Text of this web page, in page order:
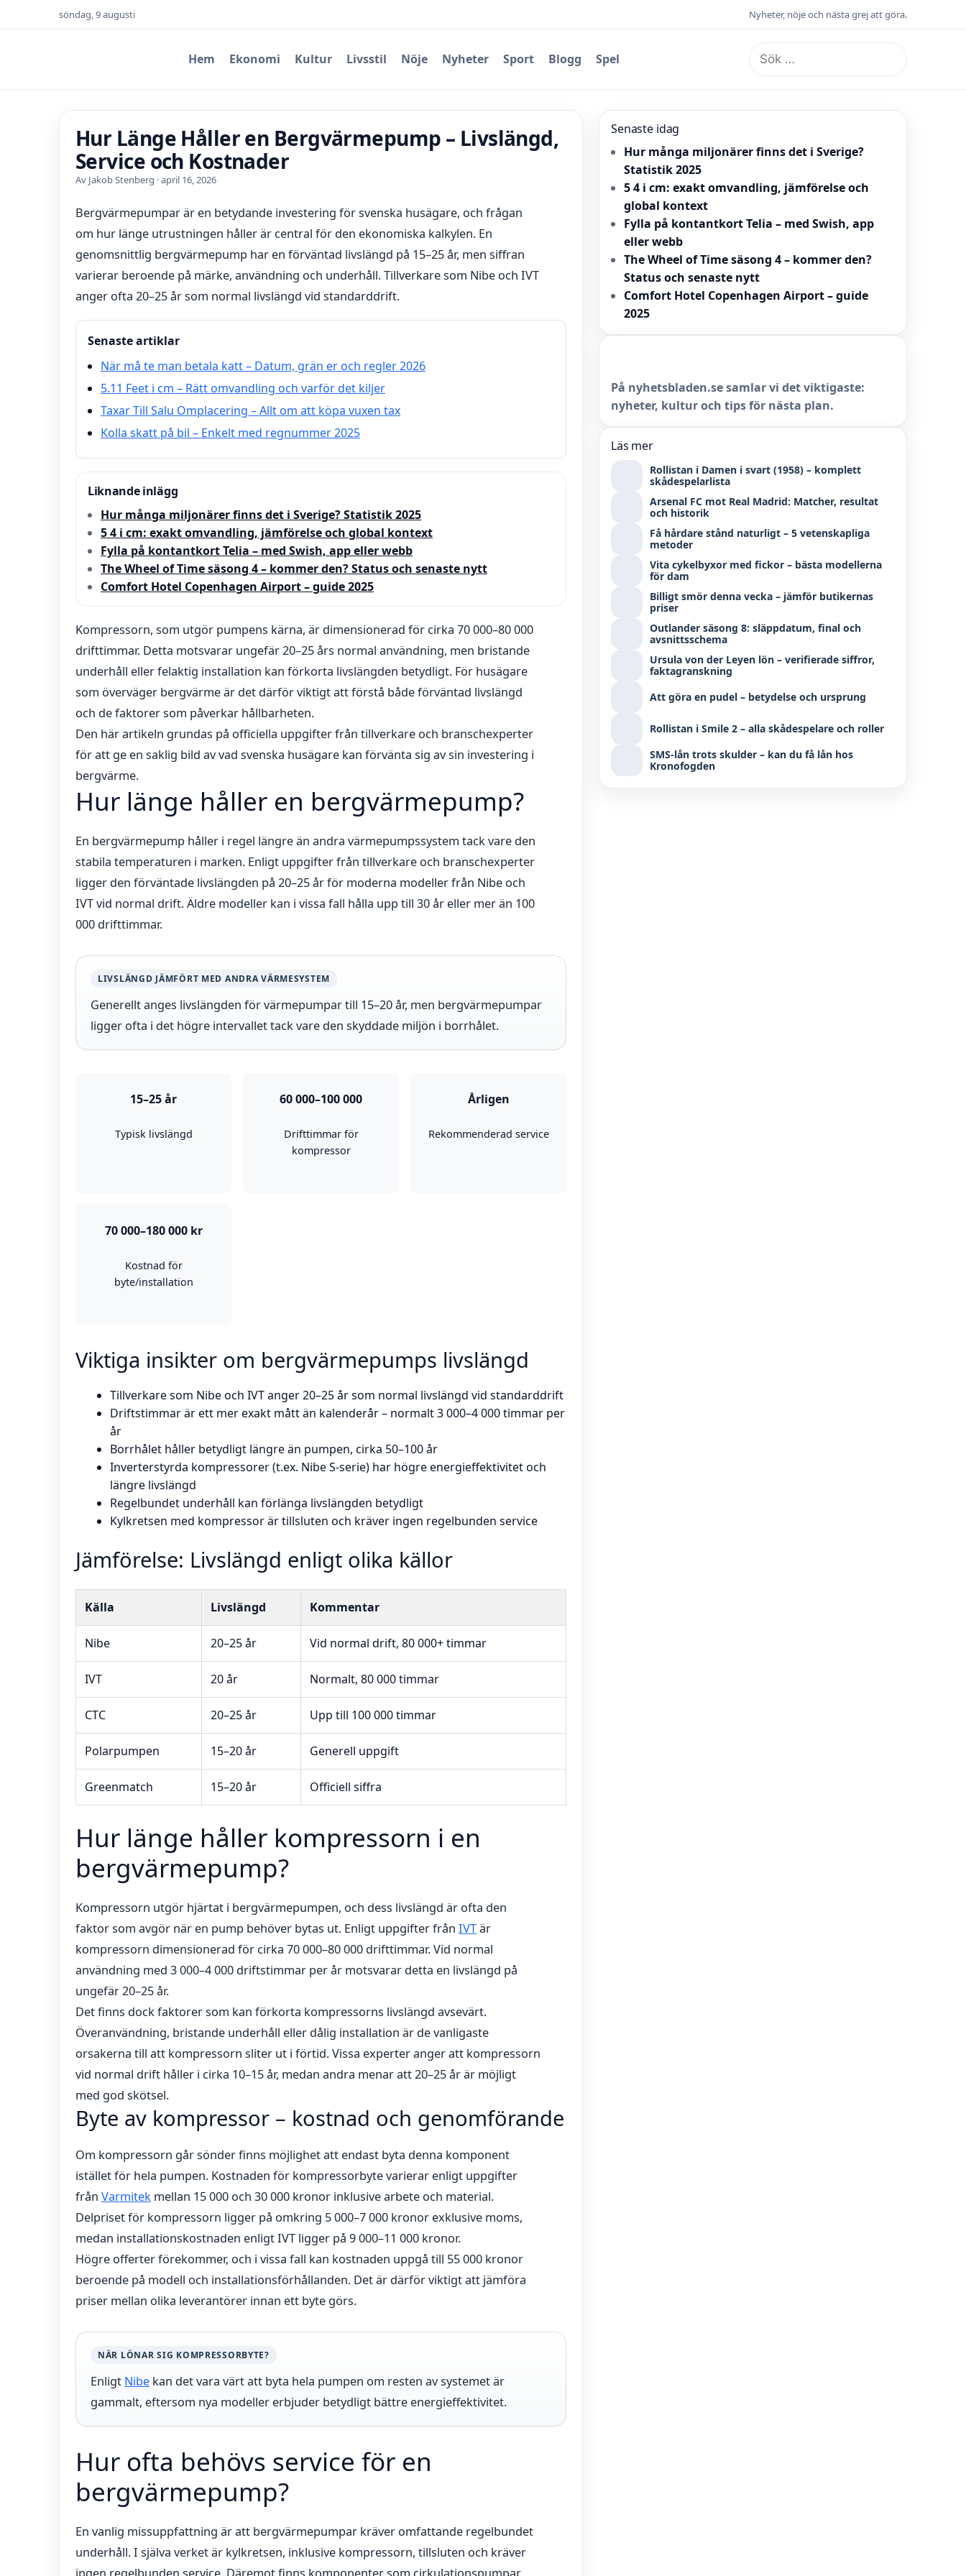
söndag, 9 augusti Nyheter, nöje och nästa grej att göra.
Hem Ekonomi Kultur Livsstil Nöje Nyheter Sport Blogg Spel
Sök
efter:
Hur Länge Håller en Bergvärmepump – Livslängd,
Service och Kostnader
Av Jakob Stenberg · april 16, 2026
Bergvärmepumpar är en betydande investering för svenska husägare, och frågan
om hur länge utrustningen håller är central för den ekonomiska kalkylen. En
genomsnittlig bergvärmepump har en förväntad livslängd på 15–25 år, men siffran
varierar beroende på märke, användning och underhåll. Tillverkare som Nibe och IVT
anger ofta 20–25 år som normal livslängd vid standarddrift.
Senaste artiklar
När må te man betala katt – Datum, grän er och regler 2026
5.11 Feet i cm – Rätt omvandling och varför det kiljer
Taxar Till Salu Omplacering – Allt om att köpa vuxen tax
Kolla skatt på bil – Enkelt med regnummer 2025
Liknande inlägg
Hur många miljonärer finns det i Sverige? Statistik 2025
5 4 i cm: exakt omvandling, jämförelse och global kontext
Fylla på kontantkort Telia – med Swish, app eller webb
The Wheel of Time säsong 4 – kommer den? Status och senaste nytt
Comfort Hotel Copenhagen Airport – guide 2025
Kompressorn, som utgör pumpens kärna, är dimensionerad för cirka 70 000–80 000
drifttimmar. Detta motsvarar ungefär 20–25 års normal användning, men bristande
underhåll eller felaktig installation kan förkorta livslängden betydligt. För husägare
som överväger bergvärme är det därför viktigt att förstå både förväntad livslängd
och de faktorer som påverkar hållbarheten.
Den här artikeln grundas på officiella uppgifter från tillverkare och branschexperter
för att ge en saklig bild av vad svenska husägare kan förvänta sig av sin investering i
bergvärme.
Hur länge håller en bergvärmepump?
En bergvärmepump håller i regel längre än andra värmepumpssystem tack vare den
stabila temperaturen i marken. Enligt uppgifter från tillverkare och branschexperter
ligger den förväntade livslängden på 20–25 år för moderna modeller från Nibe och
IVT vid normal drift. Äldre modeller kan i vissa fall hålla upp till 30 år eller mer än 100
000 drifttimmar.
LIVSLÄNGD JÄMFÖRT MED ANDRA VÄRMESYSTEM
Generellt anges livslängden för värmepumpar till 15–20 år, men bergvärmepumpar
ligger ofta i det högre intervallet tack vare den skyddade miljön i borrhålet.
15–25 år
Typisk livslängd
60 000–100 000
Drifttimmar för
kompressor
Årligen
Rekommenderad service
70 000–180 000 kr
Kostnad för
byte/installation
Viktiga insikter om bergvärmepumps livslängd
Tillverkare som Nibe och IVT anger 20–25 år som normal livslängd vid standarddrift
Driftstimmar är ett mer exakt mått än kalenderår – normalt 3 000–4 000 timmar per
år
Borrhålet håller betydligt längre än pumpen, cirka 50–100 år
Inverterstyrda kompressorer (t.ex. Nibe S-serie) har högre energieffektivitet och
längre livslängd
Regelbundet underhåll kan förlänga livslängden betydligt
Kylkretsen med kompressor är tillsluten och kräver ingen regelbunden service
Jämförelse: Livslängd enligt olika källor
Källa Livslängd Kommentar
Nibe 20–25 år Vid normal drift, 80 000+ timmar
IVT 20 år Normalt, 80 000 timmar
CTC 20–25 år Upp till 100 000 timmar
Polarpumpen 15–20 år Generell uppgift
Greenmatch 15–20 år Officiell siffra
Hur länge håller kompressorn i en
bergvärmepump?
Kompressorn utgör hjärtat i bergvärmepumpen, och dess livslängd är ofta den
faktor som avgör när en pump behöver bytas ut. Enligt uppgifter från IVTär
kompressorn dimensionerad för cirka 70 000–80 000 drifttimmar. Vid normal
användning med 3 000–4 000 driftstimmar per år motsvarar detta en livslängd på
ungefär 20–25 år.
Det finns dock faktorer som kan förkorta kompressorns livslängd avsevärt.
Överanvändning, bristande underhåll eller dålig installation är de vanligaste
orsakerna till att kompressorn sliter ut i förtid. Vissa experter anger att kompressorn
vid normal drift håller i cirka 10–15 år, medan andra menar att 20–25 år är möjligt
med god skötsel.
Byte av kompressor – kostnad och genomförande
Om kompressorn går sönder finns möjlighet att endast byta denna komponent
istället för hela pumpen. Kostnaden för kompressorbyte varierar enligt uppgifter
från Varmitek mellan 15 000 och 30 000 kronor inklusive arbete och material.
Delpriset för kompressorn ligger på omkring 5 000–7 000 kronor exklusive moms,
medan installationskostnaden enligt IVT ligger på 9 000–11 000 kronor.
Högre offerter förekommer, och i vissa fall kan kostnaden uppgå till 55 000 kronor
beroende på modell och installationsförhållanden. Det är därför viktigt att jämföra
priser mellan olika leverantörer innan ett byte görs.
NÄR LÖNAR SIG KOMPRESSORBYTE?
Enligt Nibe kan det vara värt att byta hela pumpen om resten av systemet är
gammalt, eftersom nya modeller erbjuder betydligt bättre energieffektivitet.
Hur ofta behövs service för en
bergvärmepump?
En vanlig missuppfattning är att bergvärmepumpar kräver omfattande regelbundet
underhåll. I själva verket är kylkretsen, inklusive kompressorn, tillsluten och kräver
Senaste idag
Hur många miljonärer finns det i Sverige?
Statistik 2025
5 4 i cm: exakt omvandling, jämförelse och
global kontext
Fylla på kontantkort Telia – med Swish, app
eller webb
The Wheel of Time säsong 4 – kommer den?
Status och senaste nytt
Comfort Hotel Copenhagen Airport – guide
2025
På nyhetsbladen.se samlar vi det viktigaste:
nyheter, kultur och tips för nästa plan.
Läs mer
Rollistan i Damen i svart (1958) – komplett
skådespelarlista
Arsenal FC mot Real Madrid: Matcher, resultat
och historik
Få hårdare stånd naturligt – 5 vetenskapliga
metoder
Vita cykelbyxor med fickor – bästa modellerna
för dam
Billigt smör denna vecka – jämför butikernas
priser
Outlander säsong 8: släppdatum, final och
avsnittsschema
Ursula von der Leyen lön – verifierade siffror,
faktagranskning
Att göra en pudel – betydelse och ursprung
Rollistan i Smile 2 – alla skådespelare och roller
SMS-lån trots skulder – kan du få lån hos
Kronofogden